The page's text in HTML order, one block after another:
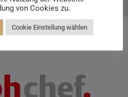
von Cookies zu.
Cookie Einstellung wählen